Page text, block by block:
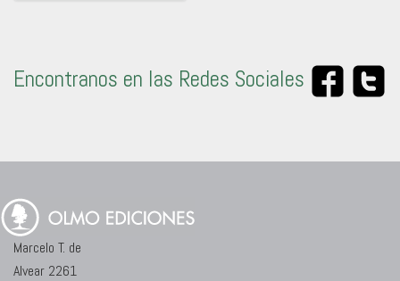
Encontranos en las Redes Sociales
Marcelo T. de
Alvear 2261